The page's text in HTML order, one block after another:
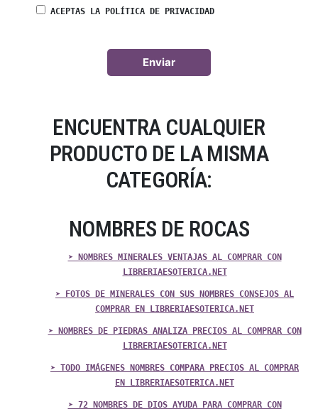
ACEPTAS LA POLÍTICA DE PRIVACIDAD
ENCUENTRA CUALQUIER
PRODUCTO DE LA MISMA
CATEGORÍA:
NOMBRES DE ROCAS
➤ NOMBRES MINERALES VENTAJAS AL COMPRAR CON
LIBRERIAESOTERICA.NET
➤ FOTOS DE MINERALES CON SUS NOMBRES CONSEJOS AL
COMPRAR EN LIBRERIAESOTERICA.NET
➤ NOMBRES DE PIEDRAS ANALIZA PRECIOS AL COMPRAR CON
LIBRERIAESOTERICA.NET
➤ TODO IMÁGENES NOMBRES COMPARA PRECIOS AL COMPRAR
EN LIBRERIAESOTERICA.NET
➤ 72 NOMBRES DE DIOS AYUDA PARA COMPRAR CON